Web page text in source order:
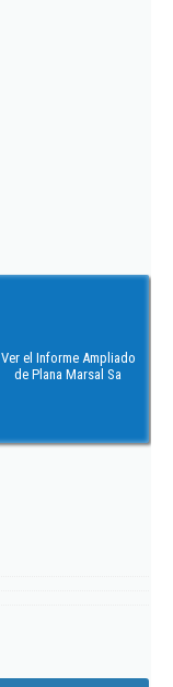
Ver el Informe Ampliado
de Plana Marsal Sa